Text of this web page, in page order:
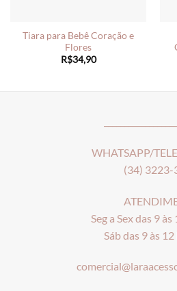
Tiara para Bebê Coração e
Flores
R$34,90
WHATSAPP/
(34) 3223-
Seg a Sex das 9
Sáb das 9 às